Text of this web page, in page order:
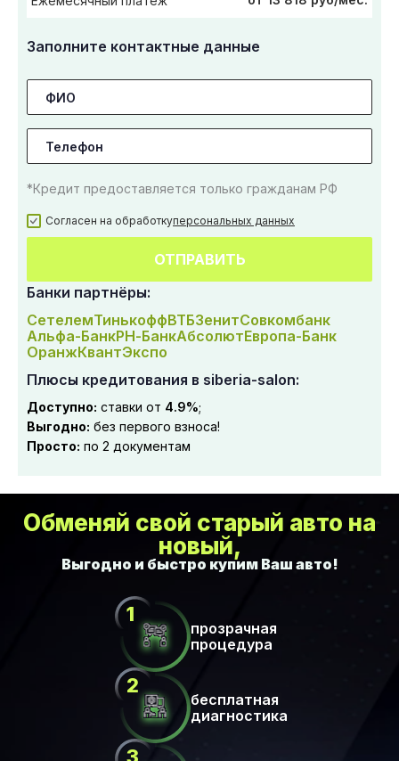
Заполните контактные данные
*Кредит предоставляется только гражданам РФ
Согласен на обработкуперсональных данных
ОТПРАВИТЬ
Банки партнёры:
СетелемТинькоффВТБЗенитСовкомбанк
Альфа-БанкРН-БанкАбсолютЕвропа-Банк
ОранжКвантЭкспо
Плюсы кредитования в siberia-salon:
Доступно: ставки от 4.9%;
Выгодно: без первого взноса!
Просто: по 2 документам
Обменяй свой старый авто на
новый,
прозрачная
процедура
бесплатная
диагностика